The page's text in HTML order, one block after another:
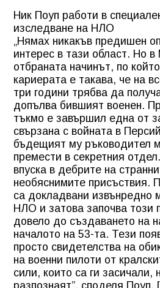
Ник Поуп работи в
изследване на НЛО
„Нямах никакъв предишен
интерес в тази област. Но
отбраната начинът, по
кариерата е такава, че на
три години трябва да
допълва бившият военен.
тъкмо е завършил една от
свързана с войната в
бъдещият му ръководител
премести в секретния
впуска в дебрите на
необяснимите присъствия.
са докладвани извънредно
НЛО и затова започва този
довело до създаването на
началото на 53-та. Тези
просто свидетелства на
на военни пилоти от
сили, които са ги засичали,
разпознаят”, споделя Поуп.